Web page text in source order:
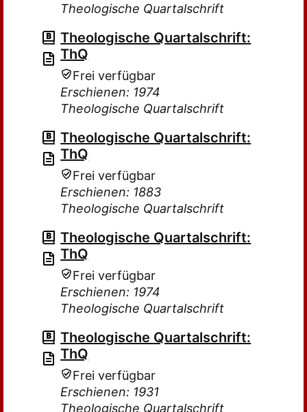
Theologische Quartalschrift
Theologische Quartalschrift:
ThQ
Frei verfügbar
Erschienen: 1974
Theologische Quartalschrift
Theologische Quartalschrift:
ThQ
Frei verfügbar
Erschienen: 1883
Theologische Quartalschrift
Theologische Quartalschrift:
ThQ
Frei verfügbar
Erschienen: 1974
Theologische Quartalschrift
Theologische Quartalschrift:
ThQ
Frei verfügbar
Erschienen: 1931
Theologische Quartalschrift